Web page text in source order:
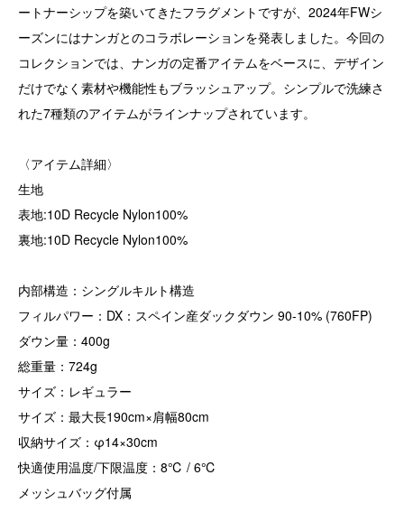
ートナーシップを築いてきたフラグメントですが、2024年FWシ
ーズンにはナンガとのコラボレーションを発表しました。今回の
コレクションでは、ナンガの定番アイテムをベースに、デザイン
だけでなく素材や機能性もブラッシュアップ。シンプルで洗練さ
れた7種類のアイテムがラインナップされています。
〈アイテム詳細〉
生地
表地:10D Recycle Nylon100%
裏地:10D Recycle Nylon100%
内部構造：シングルキルト構造
フィルパワー：DX：スペイン産ダックダウン 90-10% (760FP)
ダウン量：400g
総重量：724g
サイズ：レギュラー
サイズ：最大長190cm×肩幅80cm
収納サイズ：φ14×30cm
快適使用温度/下限温度：8℃ / 6℃
メッシュバッグ付属